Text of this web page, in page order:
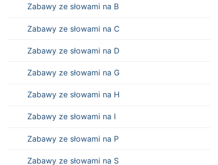
Zabawy ze słowami na B
Zabawy ze słowami na C
Zabawy ze słowami na D
Zabawy ze słowami na G
Zabawy ze słowami na H
Zabawy ze słowami na I
Zabawy ze słowami na P
Zabawy ze słowami na S